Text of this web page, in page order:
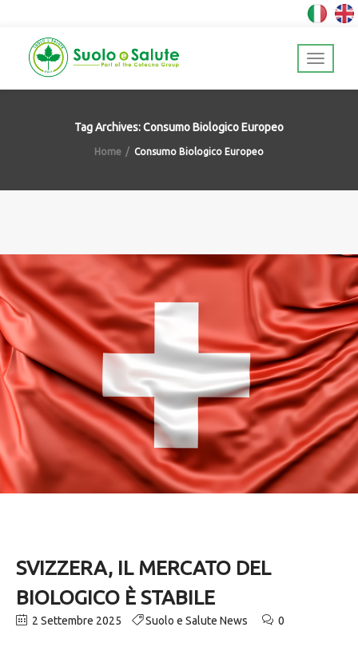
Tag Archives: Consumo Biologico Europeo
Home Consumo Biologico Europeo
SVIZZERA, IL MERCATO DEL
BIOLOGICO È STABILE
2 Settembre 2025 Suolo e Salute News 0